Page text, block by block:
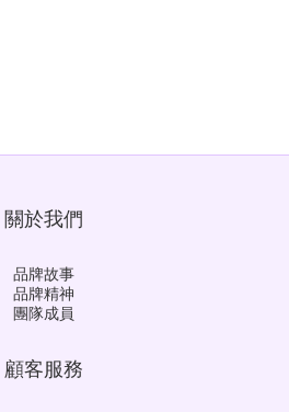
關於我們
品牌故事
品牌精神
團隊成員
顧客服務